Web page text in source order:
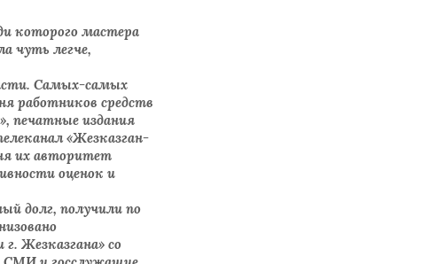
которого мастера
чуть легче,
Самых-самых
работников средств
печатные издания
«Жезказган-
их авторитет
оценок и
долг, получили по
Жезказгана» со